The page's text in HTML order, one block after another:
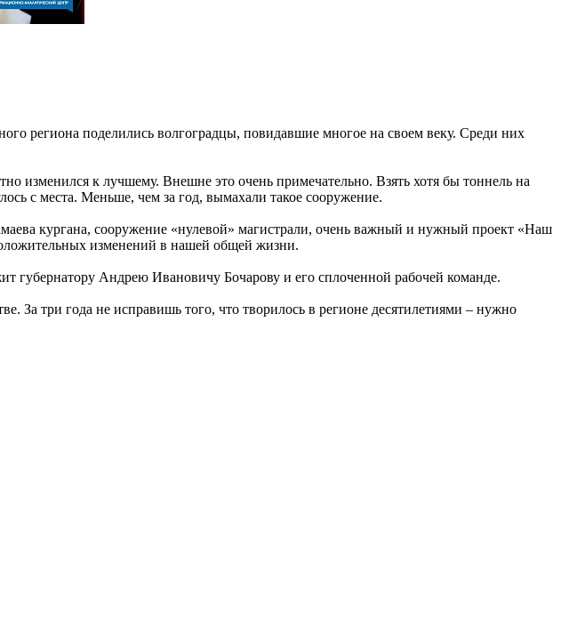
региона поделились волгоградцы, повидавшие многое на своем веку. Среди них
изменился к лучшему. Внешне это очень примечательно. Взять хотя бы тоннель на
с места. Меньше, чем за год, вымахали такое сооружение.
кургана, сооружение «нулевой» магистрали, очень важный и нужный проект «Наш
изменений в нашей общей жизни.
губернатору Андрею Ивановичу Бочарову и его сплоченной рабочей команде.
За три года не исправишь того, что творилось в регионе десятилетиями – нужно